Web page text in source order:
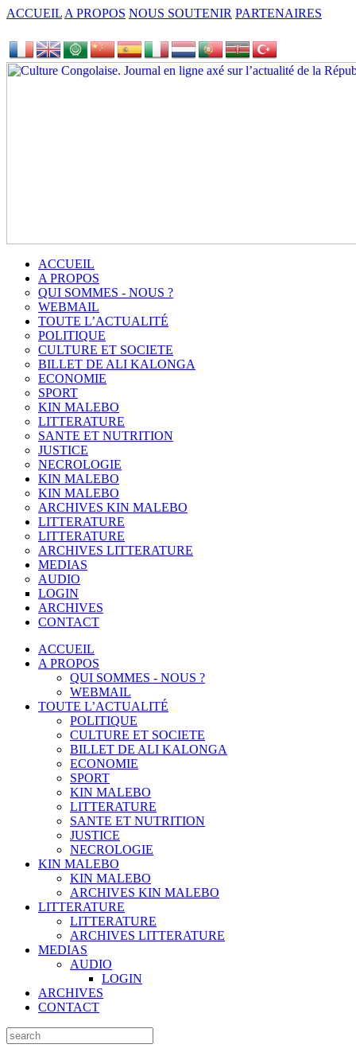
ACCUEIL A PROPOS NOUS SOUTENIR PARTENAIRES
ACCUEIL
A PROPOS
QUI SOMMES - NOUS ?
WEBMAIL
TOUTE L’ACTUALITÉ
POLITIQUE
CULTURE ET SOCIETE
BILLET DE ALI KALONGA
ECONOMIE
SPORT
KIN MALEBO
LITTERATURE
SANTE ET NUTRITION
JUSTICE
NECROLOGIE
KIN MALEBO
KIN MALEBO
ARCHIVES KIN MALEBO
LITTERATURE
LITTERATURE
ARCHIVES LITTERATURE
MEDIAS
AUDIO
LOGIN
ARCHIVES
CONTACT
ACCUEIL
A PROPOS
QUI SOMMES - NOUS ?
WEBMAIL
TOUTE L’ACTUALITÉ
POLITIQUE
CULTURE ET SOCIETE
BILLET DE ALI KALONGA
ECONOMIE
SPORT
KIN MALEBO
LITTERATURE
SANTE ET NUTRITION
JUSTICE
NECROLOGIE
KIN MALEBO
KIN MALEBO
ARCHIVES KIN MALEBO
LITTERATURE
LITTERATURE
ARCHIVES LITTERATURE
MEDIAS
AUDIO
LOGIN
ARCHIVES
CONTACT